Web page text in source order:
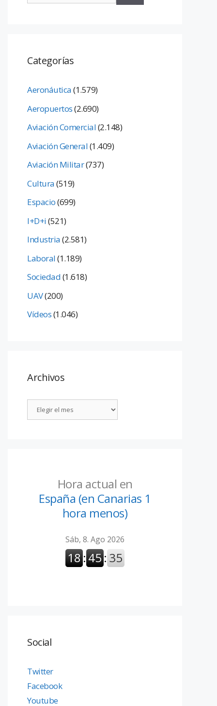
Categorías
Aeronáutica(1.579)
Aeropuertos(2.690)
Aviación Comercial(2.148)
Aviación General(1.409)
Aviación Militar(737)
Cultura(519)
Espacio(699)
I+D+i(521)
Industria(2.581)
Laboral(1.189)
Sociedad(1.618)
UAV(200)
Vídeos(1.046)
Archivos
Hora actual en
España (en Canarias 1
hora menos)
Social
Twitter
Facebook
Youtube